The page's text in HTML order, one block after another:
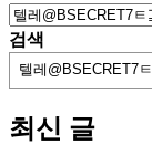
검
색:
검색
최신 글